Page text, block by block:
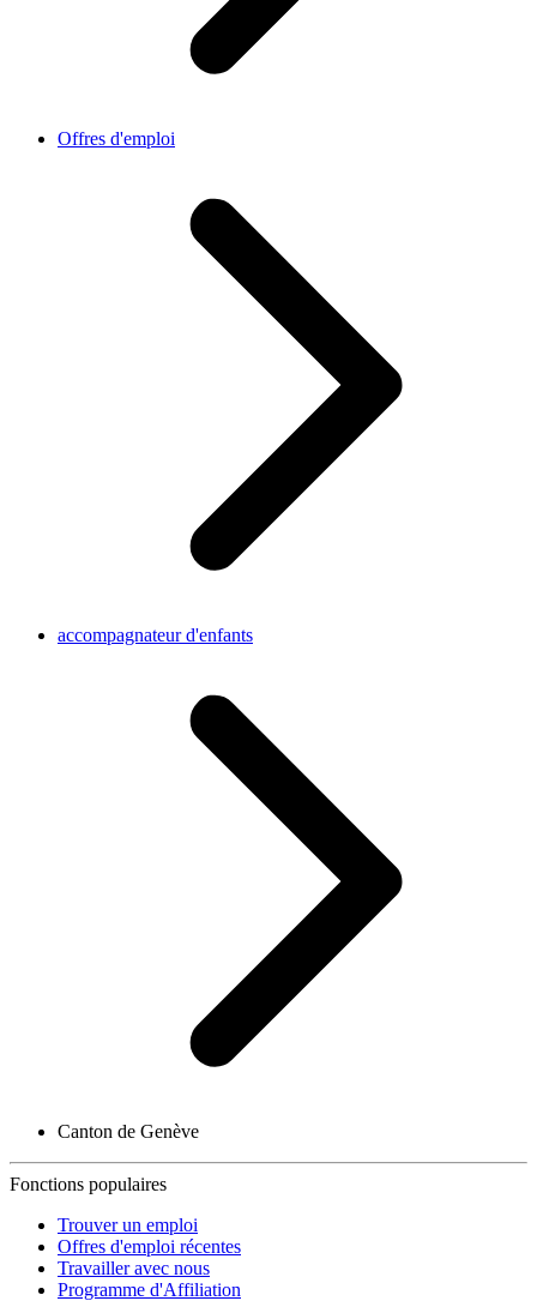
Offres d'emploi
accompagnateur d'enfants
Canton de Genève
Fonctions populaires
Trouver un emploi
Offres d'emploi récentes
Travailler avec nous
Programme d'Affiliation